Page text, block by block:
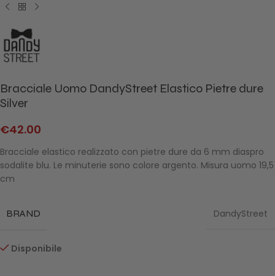
Bracciale Uomo DandyStreet Elastico Pietre dure
Silver
€42.00
Bracciale elastico realizzato con pietre dure da 6 mm diaspro
sodalite blu. Le minuterie sono colore argento. Misura uomo 19,5
cm
BRAND DandyStreet
Disponibile